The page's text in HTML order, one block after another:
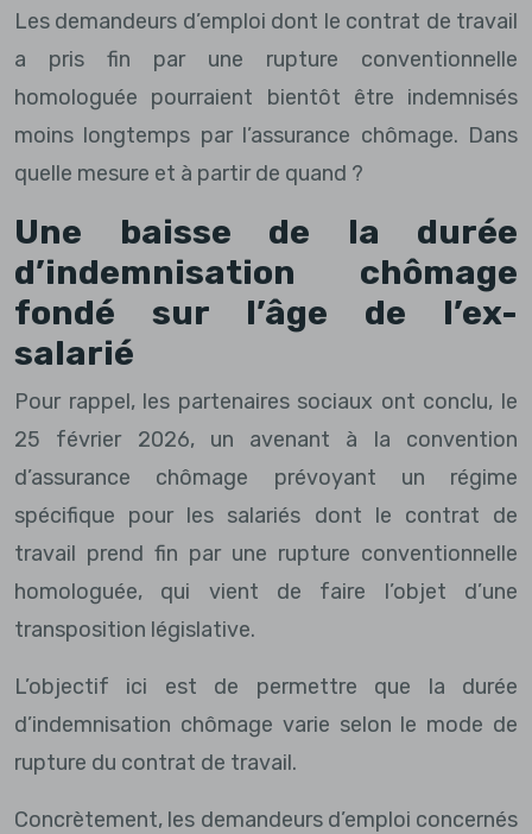
Les demandeurs d’emploi dont le contrat de travail
a pris fin par une rupture conventionnelle
homologuée pourraient bientôt être indemnisés
moins longtemps par l’assurance chômage. Dans
quelle mesure et à partir de quand ?
Une baisse de la durée
d’indemnisation chômage
fondé sur l’âge de l’ex-
salarié
Pour rappel, les partenaires sociaux ont conclu, le
25 février 2026, un avenant à la convention
d’assurance chômage prévoyant un régime
spécifique pour les salariés dont le contrat de
travail prend fin par une rupture conventionnelle
homologuée, qui vient de faire l’objet d’une
transposition législative.
L’objectif ici est de permettre que la durée
d’indemnisation chômage varie selon le mode de
rupture du contrat de travail.
Concrètement, les demandeurs d’emploi concernés